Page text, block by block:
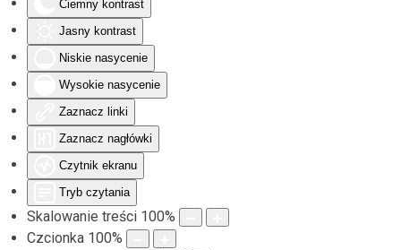
Ciemny kontrast
Jasny kontrast
Niskie nasycenie
Wysokie nasycenie
Zaznacz linki
Zaznacz nagłówki
Czytnik ekranu
Tryb czytania
Skalowanie treści 100%
Czcionka 100%